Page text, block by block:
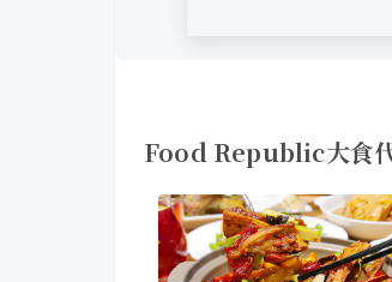
Food Republic大食